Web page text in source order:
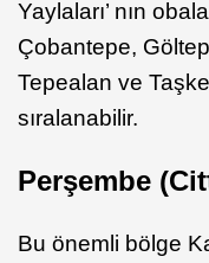
Yaylaları’ nın
Çobantepe,
Tepealan ve
sıralanabilir.
Perşembe
Bu önemli bölge